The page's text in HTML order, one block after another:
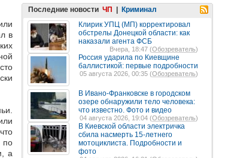
в
по
а
Последние новости ЧП
Криминал
Клирик УПЦ (МП) корректировал
обстрелы Донецкой области: как
наказали агента ФСБ
Вчера, 18:47 (Обозреватель)
Россия ударила по Киевщине
баллистикой: первые подробности
05 августа 2026, 00:35 (Обозреватель)
В Ивано-Франковске в городском
озере обнаружили тело человека:
что известно. Фото и видео
04 августа 2026, 19:04 (Обозреватель)
В Киевской области электричка
сбила насмерть 15-летнего
мотоциклиста. Подробности и
фото